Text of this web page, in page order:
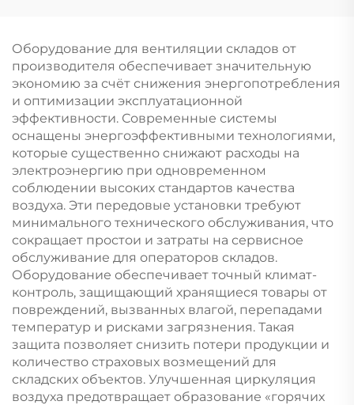
Оборудование для вентиляции складов от
производителя обеспечивает значительную
экономию за счёт снижения энергопотребления
и оптимизации эксплуатационной
эффективности. Современные системы
оснащены энергоэффективными технологиями,
которые существенно снижают расходы на
электроэнергию при одновременном
соблюдении высоких стандартов качества
воздуха. Эти передовые установки требуют
минимального технического обслуживания, что
сокращает простои и затраты на сервисное
обслуживание для операторов складов.
Оборудование обеспечивает точный климат-
контроль, защищающий хранящиеся товары от
повреждений, вызванных влагой, перепадами
температур и рисками загрязнения. Такая
защита позволяет снизить потери продукции и
количество страховых возмещений для
складских объектов. Улучшенная циркуляция
воздуха предотвращает образование «горячих